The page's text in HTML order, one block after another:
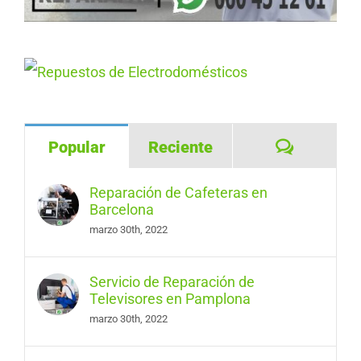
Popular Reciente
Reparación de Cafeteras en
Barcelona
marzo 30th, 2022
Servicio de Reparación de
Televisores en Pamplona
marzo 30th, 2022